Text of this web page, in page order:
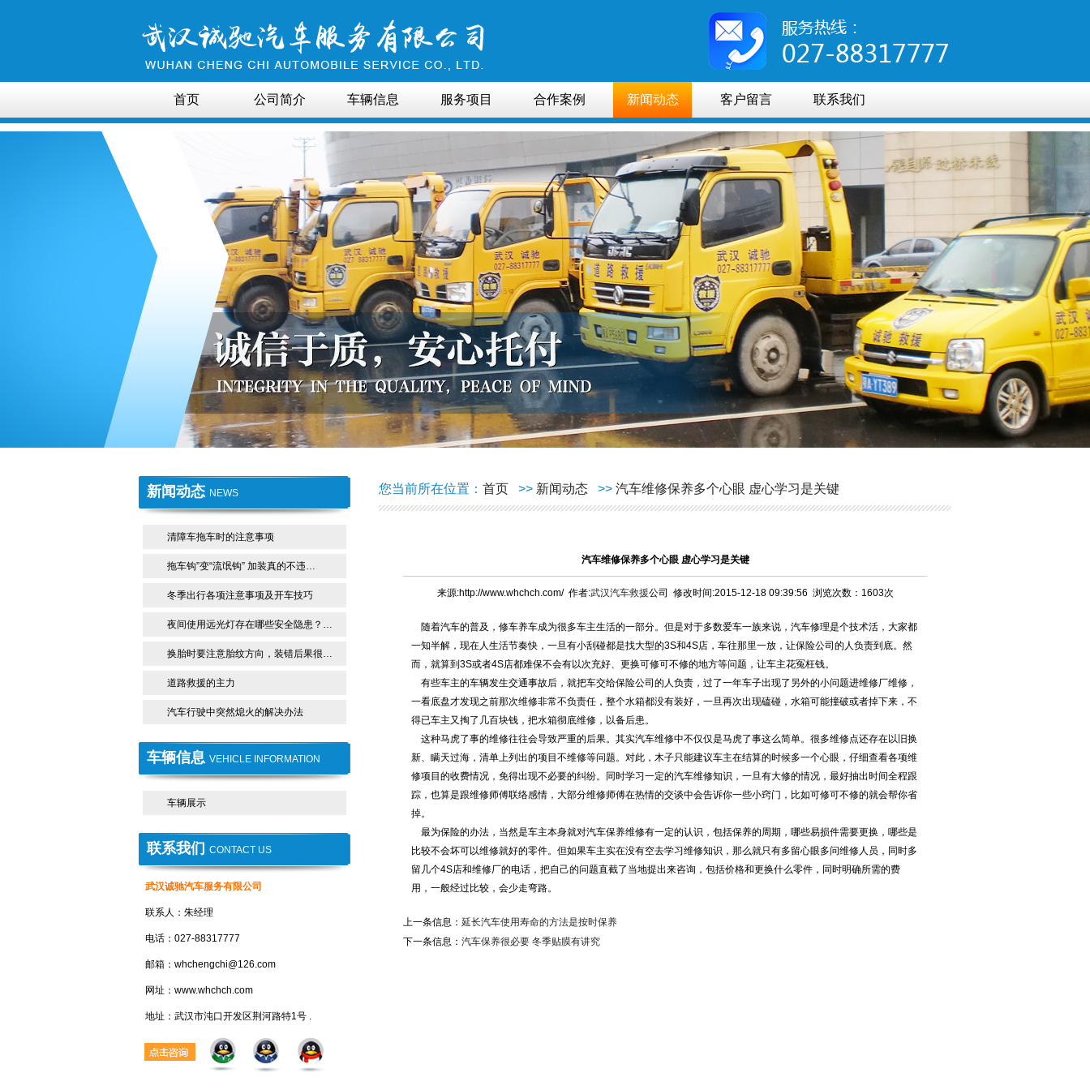
首页 公司简介 车辆信息 服务项目 合作案例 新闻动态 客户留言 联系我们
新闻动态 NEWS
清障车拖车时的注意事项
拖车钩”变“流氓钩” 加装真的不违…
冬季出行各项注意事项及开车技巧
夜间使用远光灯存在哪些安全隐患？…
换胎时要注意胎纹方向，装错后果很…
道路救援的主力
汽车行驶中突然熄火的解决办法
车辆信息 VEHICLE INFORMATION
车辆展示
联系我们 CONTACT US
武汉诚驰汽车服务有限公司
联系人：朱经理
电话：027-88317777
邮箱：whchengchi@126.com
网址：www.whchch.com
地址：武汉市沌口开发区荆河路特1号 .
您当前所在位置： 首页 >> 新闻动态 >> 汽车维修保养多个心眼 虚心学习是关键
汽车维修保养多个心眼 虚心学习是关键
来源:http://www.whchch.com/ 作者:武汉汽车救援公司 修改时间:2015-12-18 09:39:56 浏览次数：1603次
随着汽车的普及，修车养车成为很多车主生活的一部分。但是对于多数爱车一族来说，汽车修理是个技术活，大家都
一知半解，现在人生活节奏快，一旦有小刮碰都是找大型的3S和4S店，车往那里一放，让保险公司的人负责到底。然
而，就算到3S或者4S店都难保不会有以次充好、更换可修可不修的地方等问题，让车主花冤枉钱。
有些车主的车辆发生交通事故后，就把车交给保险公司的人负责，过了一年车子出现了另外的小问题进维修厂维修，
一看底盘才发现之前那次维修非常不负责任，整个水箱都没有装好，一旦再次出现磕碰，水箱可能撞破或者掉下来，不
得已车主又掏了几百块钱，把水箱彻底维修，以备后患。
这种马虎了事的维修往往会导致严重的后果。其实汽车维修中不仅仅是马虎了事这么简单。很多维修点还存在以旧换
新、瞒天过海，清单上列出的项目不维修等问题。对此，木子只能建议车主在结算的时候多一个心眼，仔细查看各项维
修项目的收费情况，免得出现不必要的纠纷。同时学习一定的汽车维修知识，一旦有大修的情况，最好抽出时间全程跟
踪，也算是跟维修师傅联络感情，大部分维修师傅在热情的交谈中会告诉你一些小窍门，比如可修可不修的就会帮你省
掉。
最为保险的办法，当然是车主本身就对汽车保养维修有一定的认识，包括保养的周期，哪些易损件需要更换，哪些是
比较不会坏可以维修就好的零件。但如果车主实在没有空去学习维修知识，那么就只有多留心眼多问维修人员，同时多
留几个4S店和维修厂的电话，把自己的问题直截了当地提出来咨询，包括价格和更换什么零件，同时明确所需的费
用，一般经过比较，会少走弯路。
上一条信息： 延长汽车使用寿命的方法是按时保养
下一条信息： 汽车保养很必要 冬季贴膜有讲究